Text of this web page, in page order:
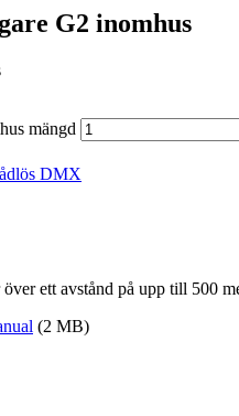
G2 inomhus
mängd
DMX
ett avstånd på upp till 500
(2 MB)